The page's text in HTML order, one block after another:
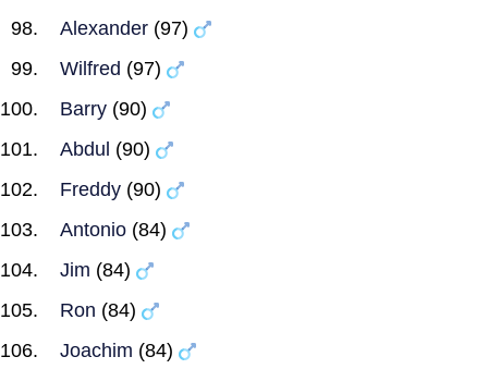
Alexander (97)
Wilfred (97)
Barry (90)
Abdul (90)
Freddy (90)
Antonio (84)
Jim (84)
Ron (84)
Joachim (84)